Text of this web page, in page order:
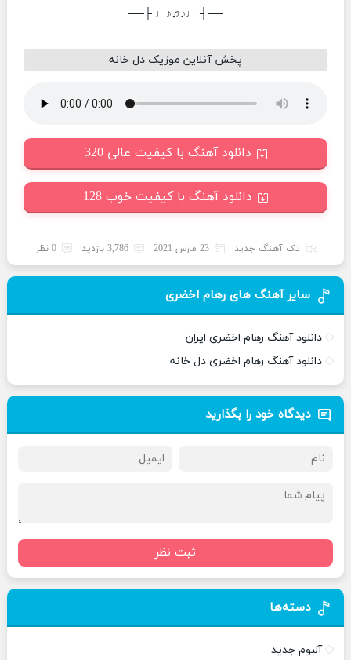
──┤ ♩♪♫♪♩ ├──
پخش آنلاین موزیک دل خانه
دانلود آهنگ با کیفیت عالی 320
دانلود آهنگ با کیفیت خوب 128
تک آهنگ جدید 23 مارس 2021 3,786 بازدید 0 نظر
سایر آهنگ های رهام اخضری
دانلود آهنگ رهام اخضری ایران
دانلود آهنگ رهام اخضری دل خانه
دیدگاه خود را بگذارید
ثبت نظر
دسته‌ها
آلبوم جدید